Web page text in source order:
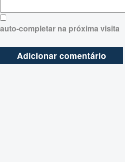
auto-completar na próxima visita